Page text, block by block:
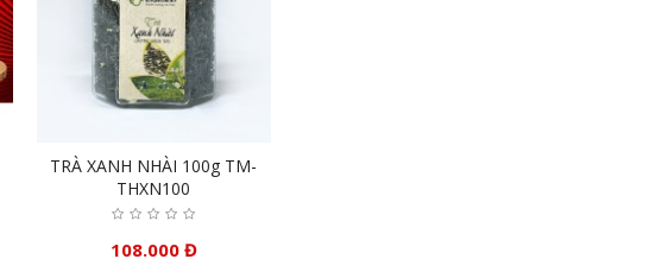
TRÀ XANH NHÀI 100g TM-
THXN100
108.000 Đ